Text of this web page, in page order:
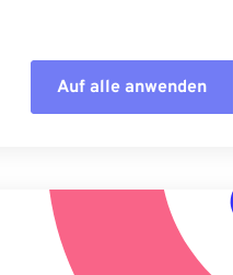
Auf alle anwenden
Aus Vorgabe anwenden
Als Vorgabe speichern